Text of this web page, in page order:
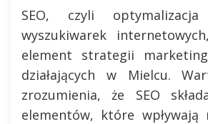
SEO, czyli
wyszukiwarek
element strategii
działających w Mielcu.
zrozumienia, że SEO
elementów, które wpływają